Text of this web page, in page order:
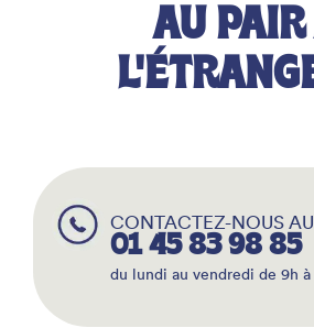
AU PAIR
CONTACTEZ-NOUS AU
01 45 83 98 85
du lundi au vendredi de 9h à